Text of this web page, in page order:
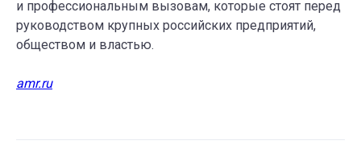
и профессиональным вызовам, которые стоят перед
руководством крупных российских предприятий,
обществом и властью.
amr.ru